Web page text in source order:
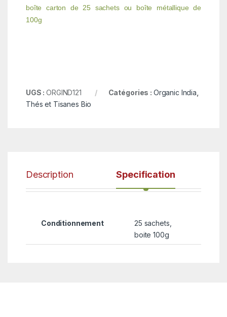
boîte carton de 25 sachets ou boîte métallique de
100g
UGS :ORGIND121 Catégories : Organic India
Thés et Tisanes Bio
Description Specification
Conditionnement
25 sachets,
boite 100g